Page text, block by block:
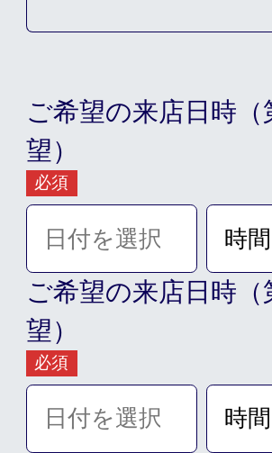
平日：AM10:00～PM8:00
土･日･祝 : AM8:30～PM5:30
定休日
火曜日
ご希望の来店日時（
望）
必須
ご希望の来店日時（
望）
必須